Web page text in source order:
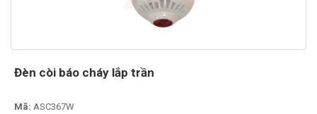
Đèn còi báo cháy lắp trần
Mã: ASC367W